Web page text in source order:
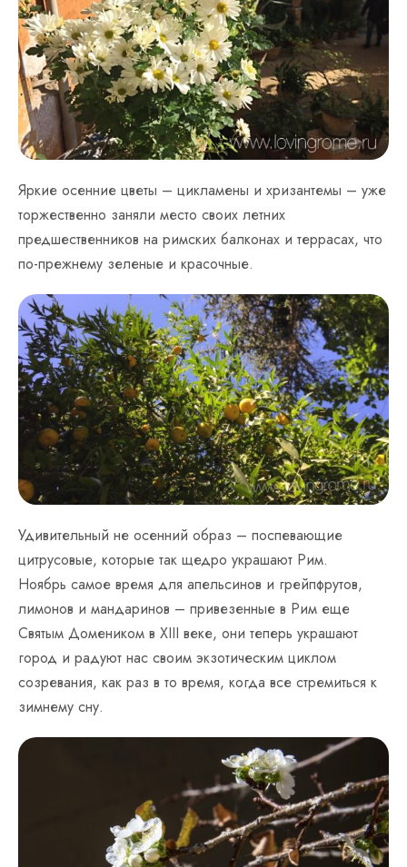
Яркие осенние цветы – цикламены и хризантемы – уже
торжественно заняли место своих летних
предшественников на римских балконах и террасах, что
по-прежнему зеленые и красочные.
Удивительный не осенний образ – поспевающие
цитрусовые, которые так щедро украшают Рим.
Ноябрь самое время для апельсинов и грейпфрутов,
лимонов и мандаринов – привезенные в Рим еще
Святым Домеником в XIII веке, они теперь украшают
город и радуют нас своим экзотическим циклом
созревания, как раз в то время, когда все стремиться к
зимнему сну.